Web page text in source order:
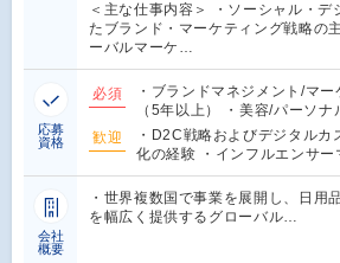
＜主な仕事内容＞ ・ソーシャル・デ
たブランド・マーケティング戦略の
ーバルマーケ…
応募
資格
必須
・ブランドマネジメント/マ
（5年以上） ・美容/パーソ
歓迎
・D2C戦略およびデジタルカ
化の経験 ・インフルエンサ
会社
概要
・世界複数国で事業を展開し、日用
を幅広く提供するグローバル…